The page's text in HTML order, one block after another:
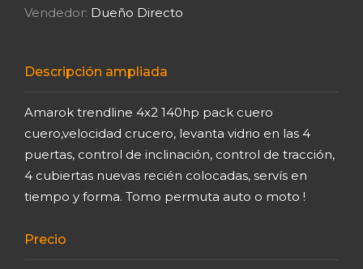
Vendedor: Dueño Directo
Descripción ampliada
Amarok trendline 4x2 140hp pack cuero
cuero,velocidad crucero, levanta vidrio en las 4
puertas, control de inclinación, control de tracción,
4 cubiertas nuevas recién colocadas, servís en
tiempo y forma. Tomo permuta auto o moto !
Precio